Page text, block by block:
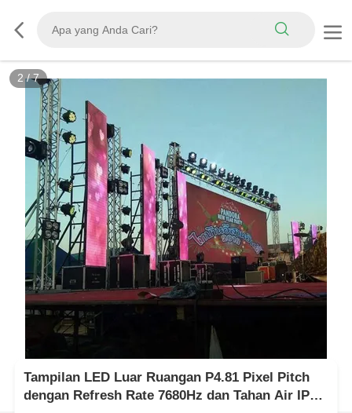
2/7
Tampilan LED Luar Ruangan P4.81 Pixel Pitch
dengan Refresh Rate 7680Hz dan Tahan Air IP65